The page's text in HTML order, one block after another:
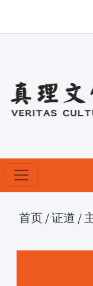
首页 /证道 /